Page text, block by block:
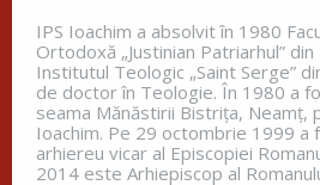
Fraților, vă îndemn, pentru
Hristos și pentru
împreună cu mine, să
IPS Ioachim a absolvit în 1980
Ortodoxă „Justinian Patriarhul”
Institutul Teologic „Saint Serge”
de doctor în Teologie. În 1980 a
seama Mănăstirii Bistriţa, Neamţ,
Ioachim. Pe 29 octombrie 1999 a
arhiereu vicar al Episcopiei
2014 este Arhiepiscop al